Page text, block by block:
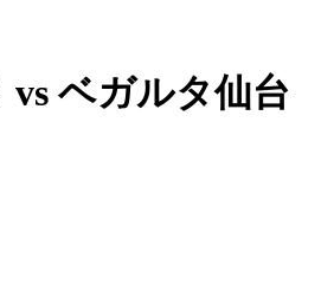
vs ベガルタ仙台